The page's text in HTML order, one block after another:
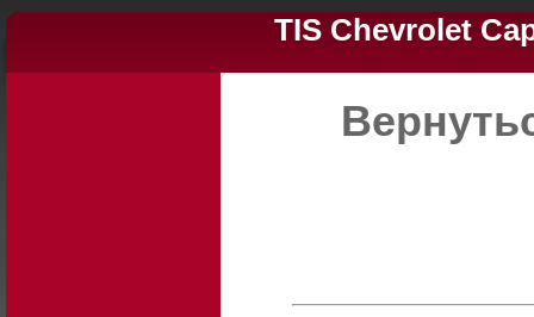
TIS Chevrolet